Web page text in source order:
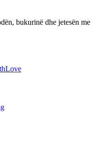
bukurinë dhe jetesën me
Love